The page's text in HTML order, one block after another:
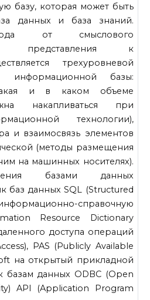
базу, которая может быть
данных и база знаний.
от смыслового
представления к
трехуровневой
информационной базы:
и в каком объеме
накап­ливаться при
технологии),
и взаимосвязь элементов
(ме­тоды размещения
на машинных носителях).
базами данных
баз данных SQL (Structured
справочную
Resource Dictionary
доступа операций
PAS (Publicly Available
на открытый прикладной
базам данных ODBC (Open
API (Application Program